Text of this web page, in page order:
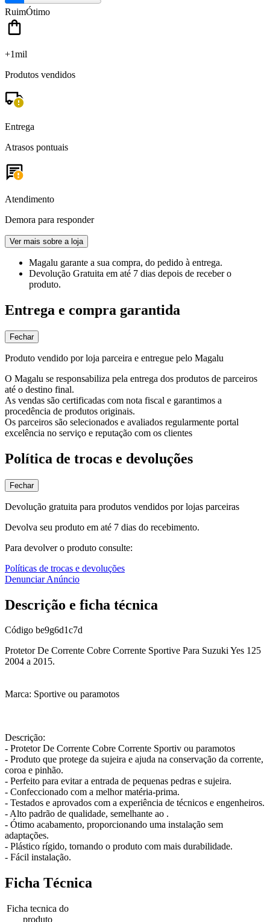
RuimÓtimo
+1mil
Produtos vendidos
Entrega
Atrasos pontuais
Atendimento
Demora para responder
Ver mais sobre a loja
Magalu garante a sua compra, do pedido à entrega.
Devolução Gratuita em até 7 dias depois de receber o
produto.
Entrega e compra garantida
Fechar
Produto vendido por loja parceira e entregue pelo Magalu
O Magalu se responsabiliza pela entrega dos produtos de parceiros
até o destino final.
As vendas são certificadas com nota fiscal e garantimos a
procedência de produtos originais.
Os parceiros são selecionados e avaliados regularmente portal
excelência no serviço e reputação com os clientes
Política de trocas e devoluções
Fechar
Devolução gratuita para produtos vendidos por lojas parceiras
Devolva seu produto em até 7 dias do recebimento.
Para devolver o produto consulte:
Políticas de trocas e devoluções
Denunciar Anúncio
Descrição e ficha técnica
Código be9g6d1c7d
Protetor De Corrente Cobre Corrente Sportive Para Suzuki Yes 125
2004 a 2015.
Marca: Sportive ou paramotos
Descrição:
- Protetor De Corrente Cobre Corrente Sportiv ou paramotos
- Produto que protege da sujeira e ajuda na conservação da corrente,
coroa e pinhão.
- Perfeito para evitar a entrada de pequenas pedras e sujeira.
- Confeccionado com a melhor matéria-prima.
- Testados e aprovados com a experiência de técnicos e engenheiros.
- Alto padrão de qualidade, semelhante ao .
- Ótimo acabamento, proporcionando uma instalação sem
adaptações.
- Plástico rígido, tornando o produto com mais durabilidade.
- Fácil instalação.
Ficha Técnica
Ficha tecnica do
produto